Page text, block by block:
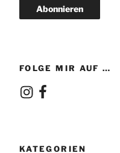
Abonnieren
FOLGE MIR AUF …
Instagram
Facebook
KATEGORIEN